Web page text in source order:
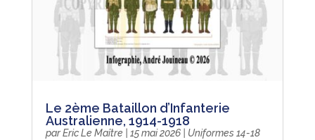
Le 2ème Bataillon d’Infanterie
Australienne, 1914-1918
parEric Le Maître 15 mai 2026| Uniformes 14-18